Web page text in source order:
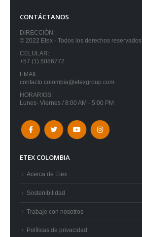
CONTÁCTANOS
DIRECCIÓN:
© 2022 Etex - Todos los derechos reservados.
CELULAR:
+57 (1) 5086772
EMAIL:
contacto.colombia@etexgroup.com
HORARIOS:
Lunes- Viernes / 8:00 AM - 5:00 PM
ETEX COLOMBIA
Acerca de Etex
Sostenibilidad
Trabaje con nosotros
Políticas de privacidad